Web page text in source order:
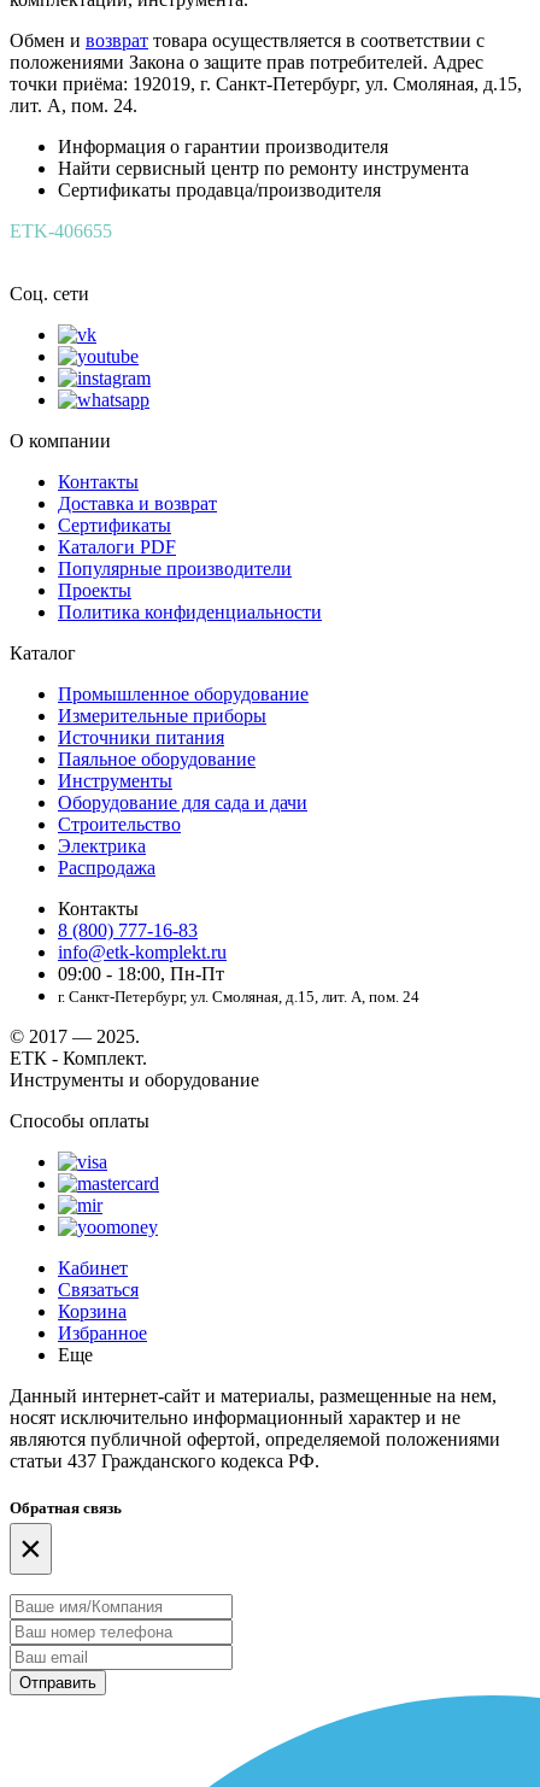
Обмен и возврат товара осуществляется в соответствии с
положениями Закона о защите прав потребителей. Адрес
точки приёма: 192019, г. Санкт-Петербург, ул. Смоляная, д.15,
лит. А, пом. 24.
Информация о гарантии производителя
Найти сервисный центр по ремонту инструмента
Сертификаты продавца/производителя
ETK-406655
Соц. сети
О компании
Контакты
Доставка и возврат
Сертификаты
Каталоги PDF
Популярные производители
Проекты
Политика конфиденциальности
Каталог
Промышленное оборудование
Измерительные приборы
Источники питания
Паяльное оборудование
Инструменты
Оборудование для сада и дачи
Строительство
Электрика
Распродажа
Контакты
8 (800) 777-16-83
info@etk-komplekt.ru
09:00 - 18:00, Пн-Пт
г. Санкт-Петербург, ул. Смоляная, д.15, лит. А, пом. 24
© 2017 — 2025.
ЕТК - Комплект.
Инструменты и оборудование
Способы оплаты
Кабинет
Связаться
Корзина
Избранное
Еще
Данный интернет-сайт и материалы, размещенные на нем,
носят исключительно информационный характер и не
являются публичной офертой, определяемой положениями
статьи 437 Гражданского кодекса РФ.
Обратная связь
×
Отправить